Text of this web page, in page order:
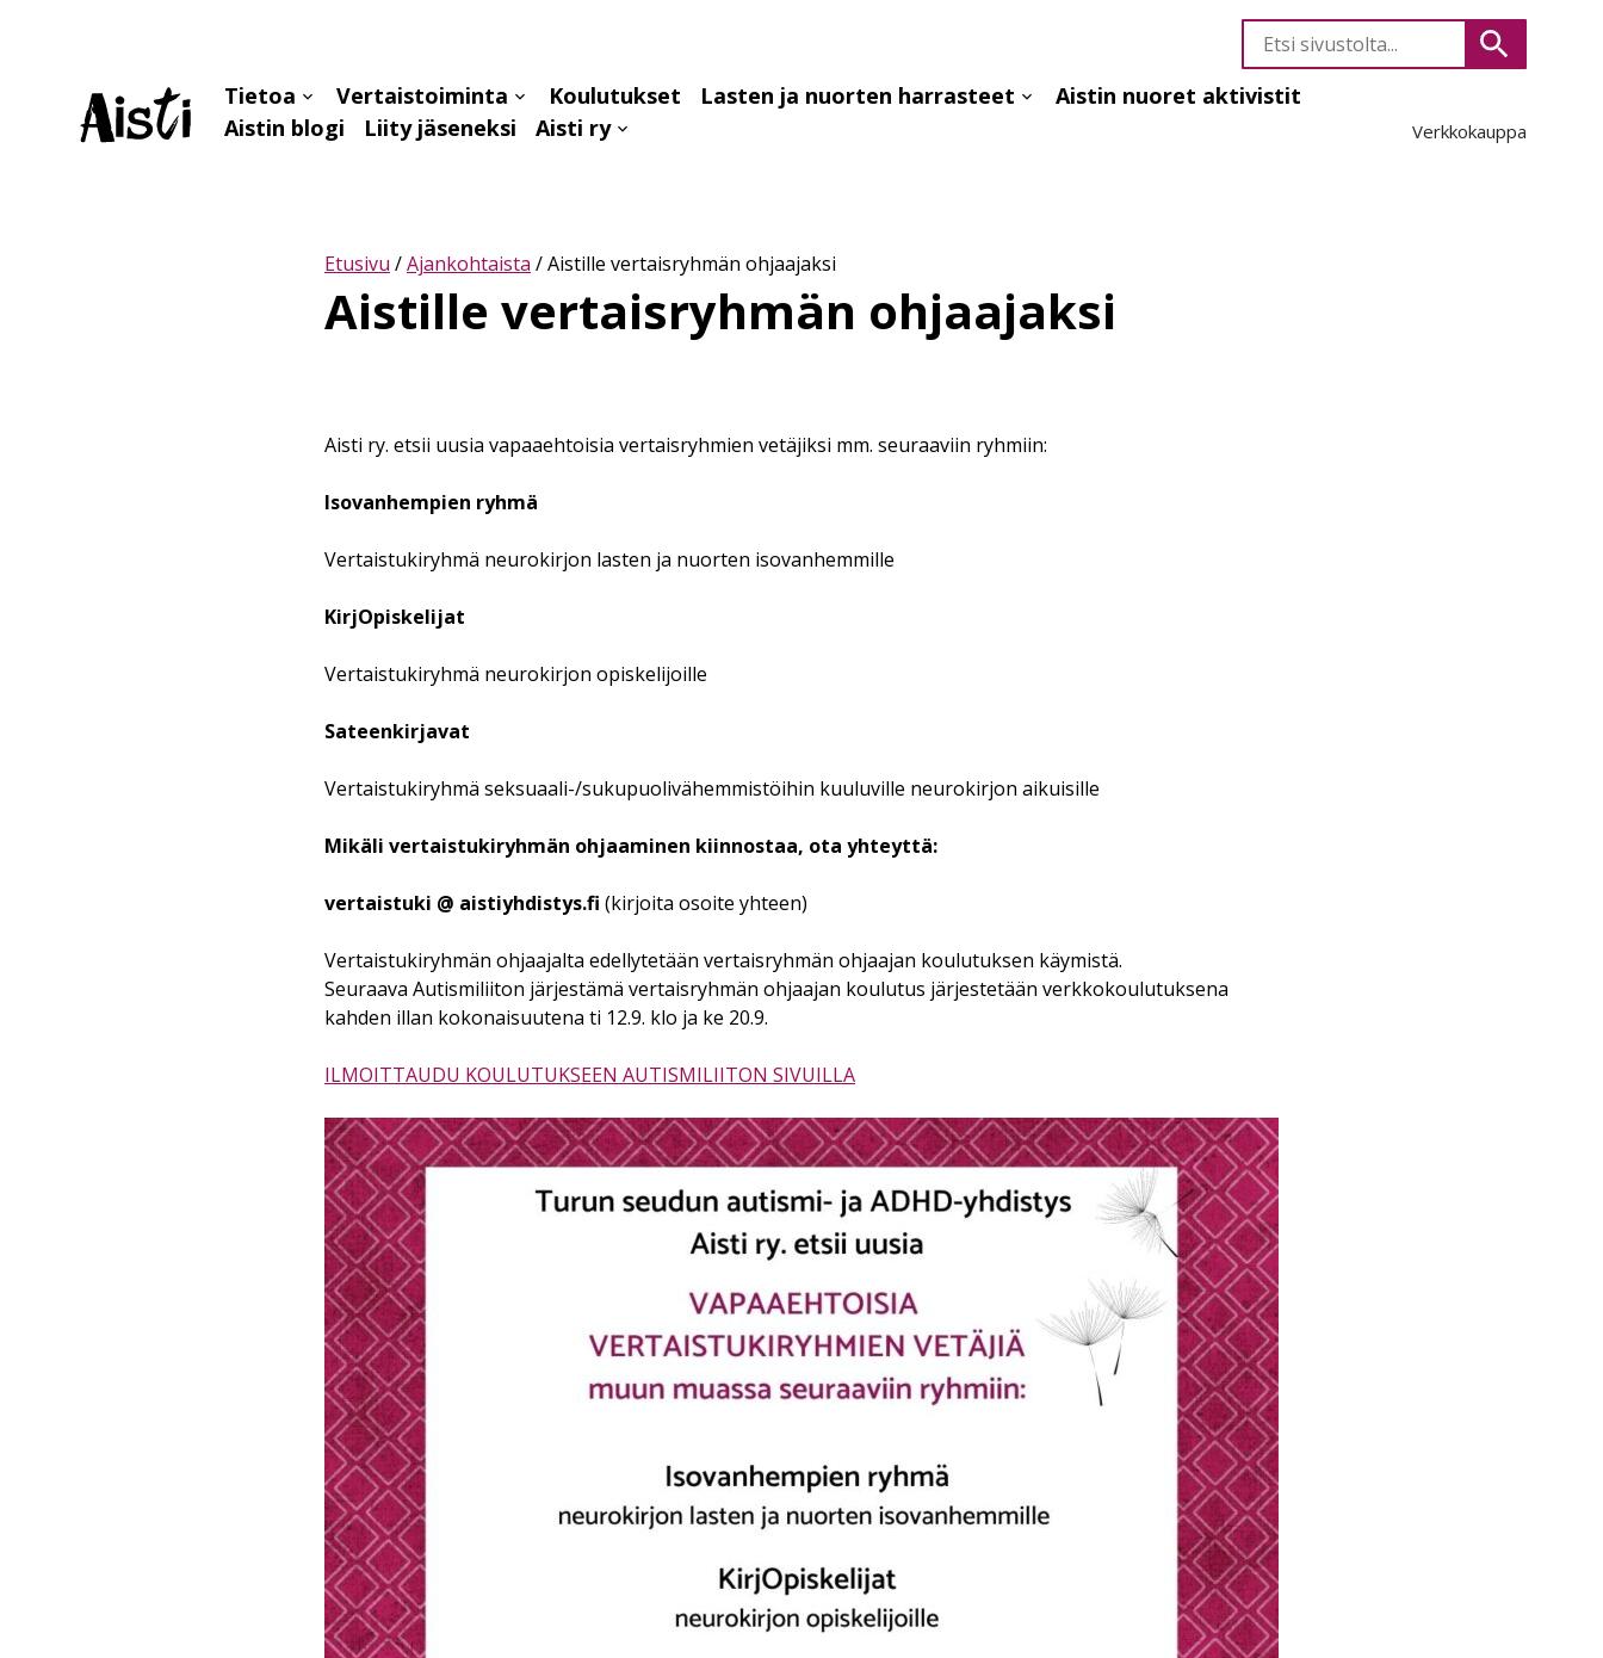
Etsi
sivustolta
Tietoa
Avaa
alavalikko
Vertaistoiminta
Avaa
Koulutukset Lasten ja nuorten harrasteet
Aistin nuoret aktivistit
Aistin blogi
Liity jäseneksi Aisti ry Verkkokauppa
Etusivu /Ajankohtaista /Aistille vertaisryhmän ohjaajaksi
Aistille vertaisryhmän ohjaajaksi
Aisti ry. etsii uusia vapaaehtoisia vertaisryhmien vetäjiksi mm. seuraaviin ryhmiin:
Isovanhempien ryhmä
Vertaistukiryhmä neurokirjon lasten ja nuorten isovanhemmille
KirjOpiskelijat
Vertaistukiryhmä neurokirjon opiskelijoille
Sateenkirjavat
Vertaistukiryhmä seksuaali-/sukupuolivähemmistöihin kuuluville neurokirjon aikuisille
Mikäli vertaistukiryhmän ohjaaminen kiinnostaa, ota yhteyttä:
vertaistuki @ aistiyhdistys.fi (kirjoita osoite yhteen)
Vertaistukiryhmän ohjaajalta edellytetään vertaisryhmän ohjaajan koulutuksen käymistä.
Seuraava Autismiliiton järjestämä vertaisryhmän ohjaajan koulutus järjestetään verkkokoulutuksena
kahden illan kokonaisuutena ti 12.9. klo ja ke 20.9.
ILMOITTAUDU KOULUTUKSEEN AUTISMILIITON SIVUILLA